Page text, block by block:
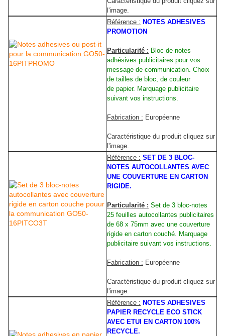
l'image.
Référence : NOTES ADHESIVES
PROMOTION
Particularité : Bloc de notes
adhésives publicitaires pour vos
message de communication. Choix
de tailles de bloc, de couleur
de papier. Marquage publicitaire
suivant vos instructions.
Fabrication : Européenne
Caractéristique du produit cliquez sur
l'image.
Référence : SET DE 3 BLOC-
NOTES AUTOCOLLANTES AVEC
UNE COUVERTURE EN CARTON
RIGIDE.
Particularité : Set de 3 bloc-notes
25 feuilles autocollantes publicitaires
de 68 x 75mm avec une couverture
rigide en carton couché. Marquage
publicitaire suivant vos instructions.
Fabrication : Européenne
Caractéristique du produit cliquez sur
l'image.
Référence : NOTES ADHESIVES
PAPIER RECYCLE ECO STICK
AVEC ETUI EN CARTON 100%
RECYCLE.